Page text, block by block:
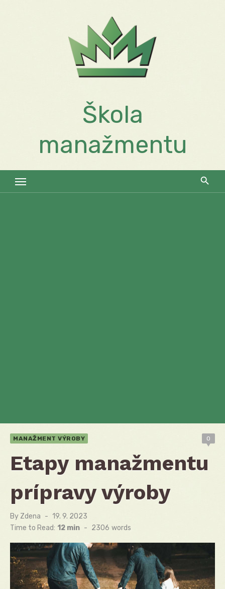
Škola
manažmentu
MANAŽMENT VÝROBY 0
Etapy manažmentu
prípravy výroby
By Zdena
Posted
on
19. 9. 2023
Time to Read: 12 min - 2306 words